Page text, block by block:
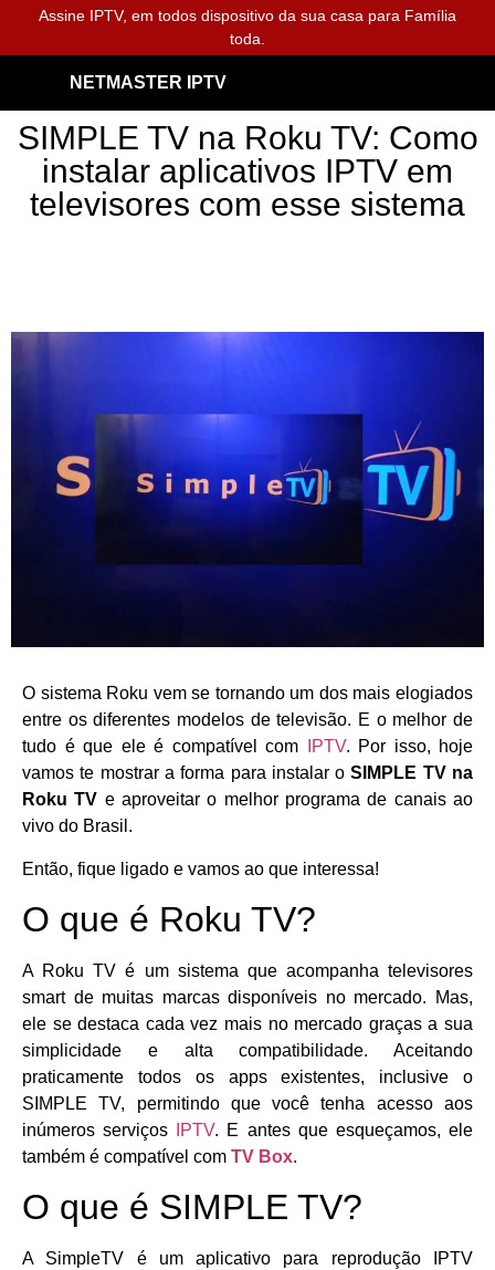
Assine IPTV, em todos dispositivo da sua casa para Família
toda.
NETMASTER IPTV
SIMPLE TV na Roku TV: Como
instalar aplicativos IPTV em
televisores com esse sistema
O sistema Roku vem se tornando um dos mais elogiados
entre os diferentes modelos de televisão. E o melhor de
tudo é que ele é compatível com
IPTV. Por isso, hoje
vamos te mostrar a forma para instalar oSIMPLE TV na
Roku TV e aproveitar o melhor programa de canais ao
vivo do Brasil.
Então, fique ligado e vamos ao que interessa!
O que é Roku TV?
A Roku TV é um sistema que acompanha televisores
smart de muitas marcas disponíveis no mercado. Mas,
ele se destaca cada vez mais no mercado graças a sua
simplicidade e alta compatibilidade. Aceitando
praticamente todos os apps existentes, inclusive o
SIMPLE TV, permitindo que você tenha acesso aos
inúmeros serviços
IPTV. E antes que esqueçamos, ele
também é compatível com TV Box.
O que é SIMPLE TV?
A SimpleTV é um aplicativo para reprodução IPTV